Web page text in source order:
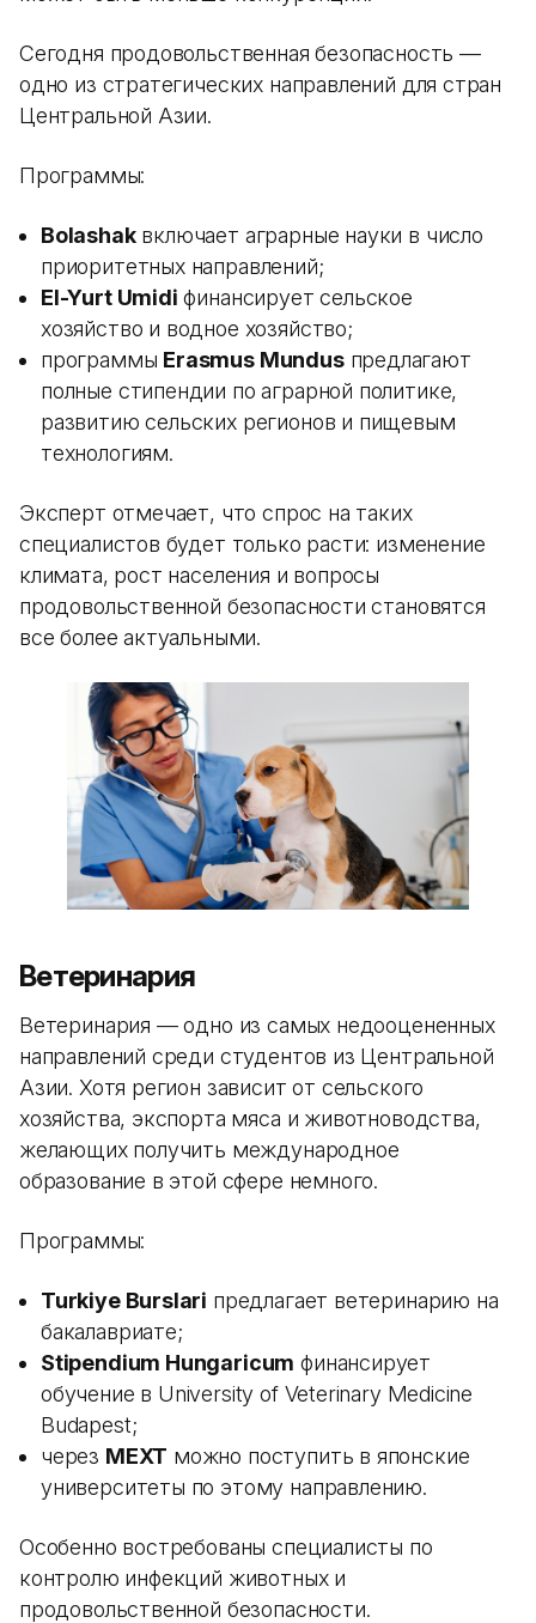
Сегодня продовольственная безопасность —
одно из стратегических направлений для стран
Центральной Азии.
Программы:
Bolashakвключает аграрные науки в число
приоритетных направлений;
El-Yurt Umidi финансирует сельское
хозяйство и водное хозяйство;
программы Erasmus Mundusпредлагают
полные стипендии по аграрной политике,
развитию сельских регионов и пищевым
технологиям.
Эксперт отмечает, что спрос на таких
специалистов будет только расти: изменение
климата, рост населения и вопросы
продовольственной безопасности становятся
все более актуальными.
Ветеринария
Ветеринария — одно из самых недооцененных
направлений среди студентов из Центральной
Азии. Хотя регион зависит от сельского
хозяйства, экспорта мяса и животноводства,
желающих получить международное
образование в этой сфере немного.
Программы:
Turkiye Burslari предлагает ветеринарию на
бакалавриате;
Stipendium Hungaricum финансирует
обучение в University of Veterinary Medicine
Budapest;
через MEXT можно поступить в японские
университеты по этому направлению.
Особенно востребованы специалисты по
контролю инфекций животных и
продовольственной безопасности.